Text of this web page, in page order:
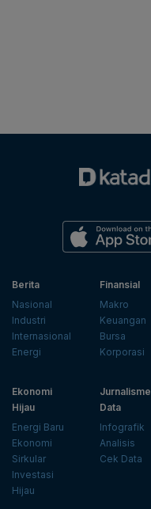
Berita
Nasional
Industri
Internasional
Energi
Finansial
Makro
Keuangan
Bursa
Korporasi
Ekonomi
Hijau
Energi Baru
Ekonomi
Sirkular
Investasi
Hijau
Jurnalisme
Data
Infografik
Analisis
Cek Data